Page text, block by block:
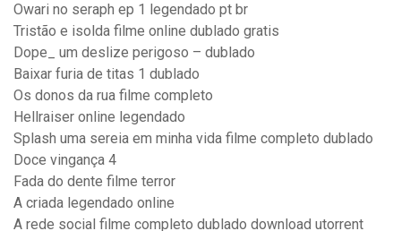
Owari no seraph ep 1 legendado pt br
Tristão e isolda filme online dublado gratis
Dope_ um deslize perigoso – dublado
Baixar furia de titas 1 dublado
Os donos da rua filme completo
Hellraiser online legendado
Splash uma sereia em minha vida filme completo dublado
Doce vingança 4
Fada do dente filme terror
A criada legendado online
A rede social filme completo dublado download utorrent